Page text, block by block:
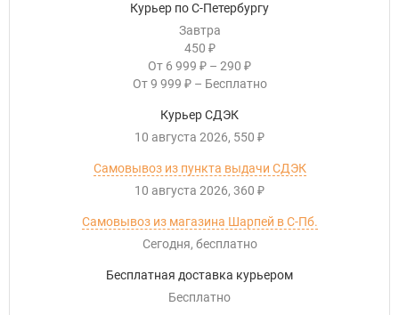
Курьер по С-Петербургу
Завтра
450 ₽
От 6 999 ₽ – 290 ₽
От 9 999 ₽ – Бесплатно
Курьер СДЭК
10 августа 2026 550 ₽
Самовывоз из пункта выдачи СДЭК
10 августа 2026 360 ₽
Самовывоз из магазина Шарпей в С-Пб.
Сегодня
Бесплатно
Бесплатная доставка курьером
Бесплатно